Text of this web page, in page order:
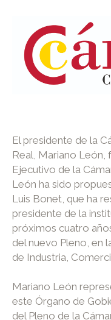
El presidente de la
Real, Mariano
Ejecutivo de la
León ha sido
Luis Bonet, que ha
presidente de la
próximos cuatro
del nuevo Pleno, en
de Industria,
Mariano León
este Órgano de
del Pleno de la